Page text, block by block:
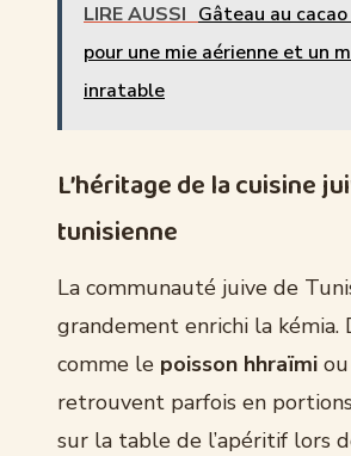
LIRE AUSSI Gâteau au
pour une mie aérienne et un
inratable
L’héritage de la cuisine
tunisienne
La communauté juive de
grandement enrichi la kémia.
comme le poisson hhraïmi
retrouvent parfois en
sur la table de l’apéritif lors